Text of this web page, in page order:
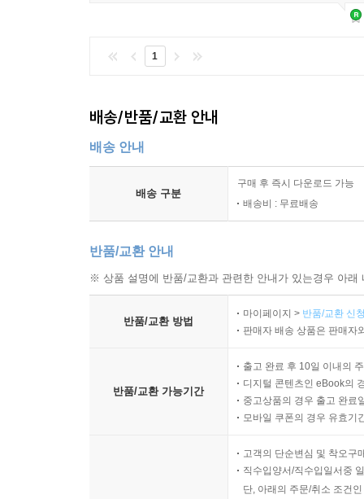
1
배송/반품/교환 안내
배송 안내
배송 구분
구매 후 즉시 다운로드 가능
배송비 : 무료배송
반품/교환 안내
※ 상품 설명에 반품/교환과 관련한 안내가 있는경우 아
반품/교환 방법
마이페이지 > 반품/교환 신
판매자 배송 상품은 판매자
반품/교환 가능기간
출고 완료 후 10일 이내의
디지털 콘텐츠인 eBook의
중고상품의 경우 출고 완료
모바일 쿠폰의 경우 유효기
고객의 단순변심 및 착오구
직수입양서/직수입일서중
단, 아래의 주문/취소 조건